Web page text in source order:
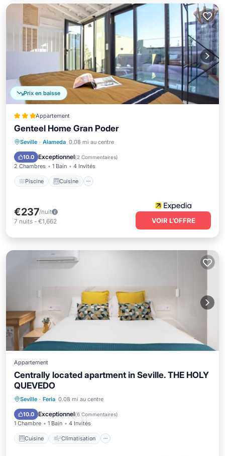
Prix en baisse
Appartement
Genteel Home Gran Poder
Seville · Alameda 0.08 mi au centre
10.0 Exceptionnel(2 Commentaires)
2 Chambres 1 Bain 4 Invités
Piscine Cuisine
Piscine Cuisine
Internet
€237/nuit
7 nuits - €1,662 VOIR L’OFFRE
Appartement
Centrally located apartment in Seville. THE HOLY
QUEVEDO
Seville · Feria 0.08 mi au centre
10.0 Exceptionnel(6 Commentaires)
1 Chambre 1 Bain 4 Invités
Cuisine Climatisation
Cuisine Climatisation
Adapté aux enfants